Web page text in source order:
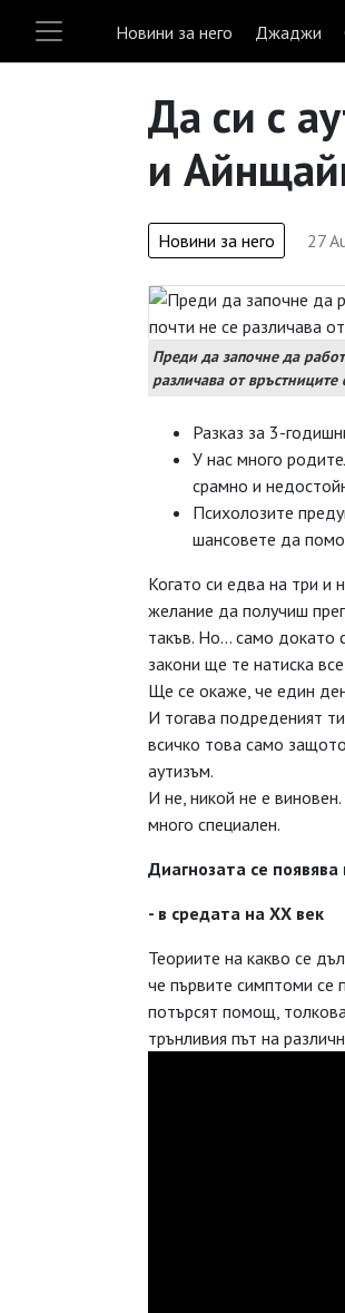
Новини за него Джаджи
Да си с
и
Новини за него 27
Преди да започне да
различава от връстниците
Разказ за 3-
У нас много
срамно и
Психолозите
шансовете да
Когато си едва на три и
желание да получиш
такъв. Но... само докато
закони ще те натиска
Ще се окаже, че един
И тогава подреденият
всичко това само
аутизъм.
И не, никой не е
много специален.
Диагнозата се появява
- в средата на ХХ век
Теориите на какво се
че първите симптоми се
потърсят помощ,
трънливия път на